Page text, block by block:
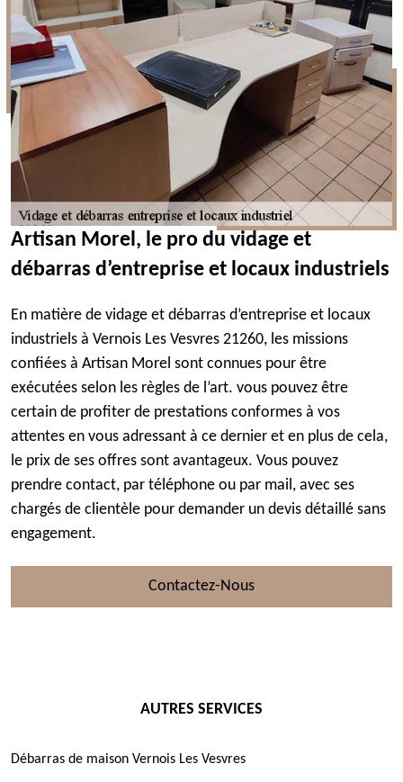
Artisan Morel, le pro du vidage et
débarras d’entreprise et locaux industriels
En matière de vidage et débarras d’entreprise et locaux
industriels à Vernois Les Vesvres 21260, les missions
confiées à Artisan Morel sont connues pour être
exécutées selon les règles de l’art. vous pouvez être
certain de profiter de prestations conformes à vos
attentes en vous adressant à ce dernier et en plus de cela,
le prix de ses offres sont avantageux. Vous pouvez
prendre contact, par téléphone ou par mail, avec ses
chargés de clientèle pour demander un devis détaillé sans
engagement.
Contactez-Nous
AUTRES SERVICES
Débarras de maison Vernois Les Vesvres